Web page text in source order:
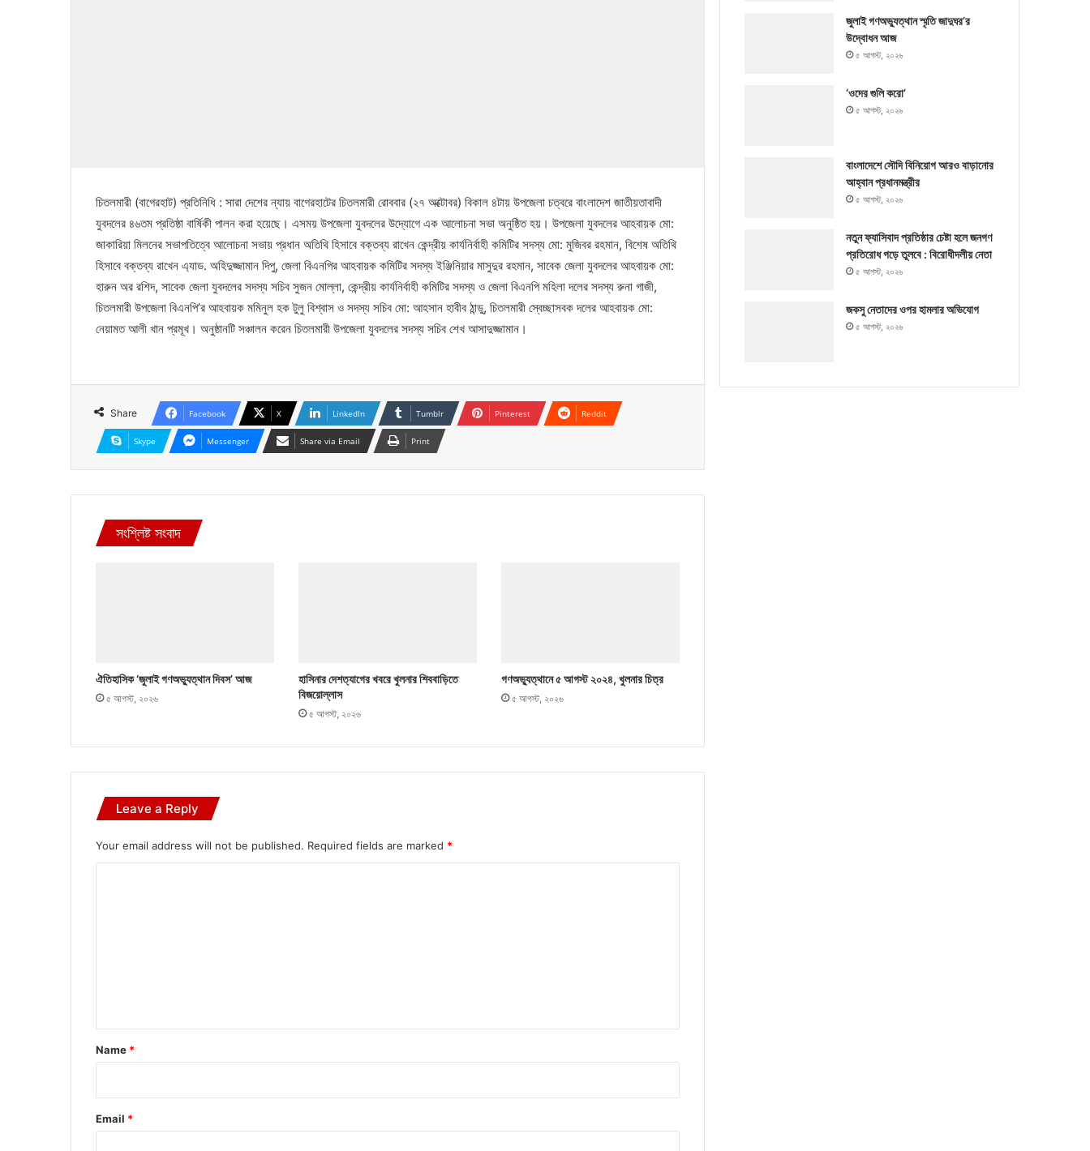
চিতলমারী (বাগেরহাট) প্রতিনিধি : সারা দেশের ন্যায় বাগেরহাটের চিতলমারী রোববার (২৭ অক্টোবর) বিকাল ৪টায় উপজেলা চত্বরে বাংলাদেশ জাতীয়তাবাদী
যুবদলের ৪৬তম প্রতিষ্ঠা বার্ষিকী পালন করা হয়েছে। এসময় উপজেলা যুবদলের উদ্যোগে এক আলোচনা সভা অনুষ্ঠিত হয়। উপজেলা যুবদলের আহবায়ক মো:
জাকারিয়া মিলনের সভাপতিত্বে আলোচনা সভায় প্রধান অতিথি হিসাবে বক্তব্য রাখেন কেন্দ্রীয় কার্যনির্বাহী কমিটির সদস্য মো: মুজিবর রহমান, বিশেষ অতিথি
হিসাবে বক্তব্য রাখেন এ্যাড. অহিদুজ্জামান দিপু, জেলা বিএনপির আহবায়ক কমিটির সদস্য ইঞ্জিনিয়ার মাসুদুর রহমান, সাবেক জেলা যুবদলের আহবায়ক মো:
হারুন অর রশিদ, সাবেক জেলা যুবদলের সদস্য সচিব সুজন মোল্লা, কেন্দ্রীয় কার্যনির্বাহী কমিটির সদস্য ও জেলা বিএনপি মহিলা দলের সদস্য রুনা গাজী,
চিতলমারী উপজেলা বিএনপি’র আহবায়ক মমিনুল হক টুলু বিশ্বাস ও সদস্য সচিব মো: আহসান হাবীব ঠান্ডু, চিতলমারী স্বেচ্ছাসবক দলের আহবায়ক মো:
নেয়ামত আলী খান প্রমূখ। অনুষ্ঠানটি সঞ্চালন করেন চিতলমারী উপজেলা যুবদলের সদস্য সচিব শেখ আসাদুজ্জামান।
Share Facebook X LinkedIn Tumblr Pinterest Reddit
Skype Messenger Share via Email Print
সংশ্লিষ্ট সংবাদ
ঐতিহাসিক ‘জুলাই গণঅভ্যুত্থান দিবস’ আজ
৫ আগস্ট, ২০২৬
হাসিনার দেশত্যাগের খবরে খুলনার শিববাড়িতে
বিজয়োল্লাস
৫ আগস্ট, ২০২৬
গণঅভ্যুত্থানে ৫ আগস্ট ২০২৪, খুলনার চিত্র
৫ আগস্ট, ২০২৬
Leave a Reply
Your email address will not be published. Required fields are marked *
*
Name *
Email *
জুলাই গণঅভ্যুত্থান স্মৃতি জাদুঘর’র
উদ্বোধন আজ
৫ আগস্ট, ২০২৬
‘ওদের গুলি করো’
৫ আগস্ট, ২০২৬
বাংলাদেশে সৌদি বিনিয়োগ আরও বাড়ানোর
আহ্বান প্রধানমন্ত্রীর
৫ আগস্ট, ২০২৬
নতুন ফ্যাসিবাদ প্রতিষ্ঠার চেষ্টা হলে জনগণ
প্রতিরোধ গড়ে তুলবে : বিরোধীদলীয় নেতা
৫ আগস্ট, ২০২৬
জকসু নেতাদের ওপর হামলার অভিযোগ
৫ আগস্ট, ২০২৬